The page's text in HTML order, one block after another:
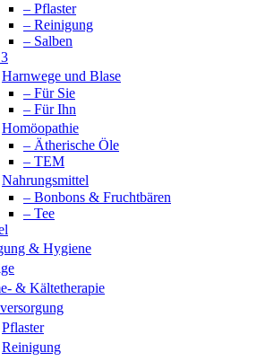
– Pflaster
– Reinigung
– Salben
Harnwege und Blase
– Für Sie
– Für Ihn
Homöopathie
– Ätherische Öle
– TEM
Nahrungsmittel
– Bonbons & Fruchtbären
– Tee
& Hygiene
& Kältetherapie
Pflaster
Reinigung